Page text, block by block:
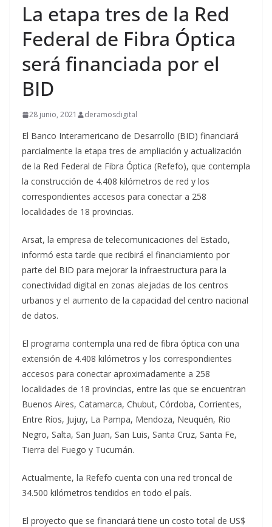
La etapa tres de la Red
Federal de Fibra Óptica
será financiada por el
BID
28 junio, 2021 deramosdigital
El Banco Interamericano de Desarrollo (BID) financiará
parcialmente la etapa tres de ampliación y actualización
de la Red Federal de Fibra Óptica (Refefo), que contempla
la construcción de 4.408 kilómetros de red y los
correspondientes accesos para conectar a 258
localidades de 18 provincias.
Arsat, la empresa de telecomunicaciones del Estado,
informó esta tarde que recibirá el financiamiento por
parte del BID para mejorar la infraestructura para la
conectividad digital en zonas alejadas de los centros
urbanos y el aumento de la capacidad del centro nacional
de datos.
El programa contempla una red de fibra óptica con una
extensión de 4.408 kilómetros y los correspondientes
accesos para conectar aproximadamente a 258
localidades de 18 provincias, entre las que se encuentran
Buenos Aires, Catamarca, Chubut, Córdoba, Corrientes,
Entre Ríos, Jujuy, La Pampa, Mendoza, Neuquén, Rio
Negro, Salta, San Juan, San Luis, Santa Cruz, Santa Fe,
Tierra del Fuego y Tucumán.
Actualmente, la Refefo cuenta con una red troncal de
34.500 kilómetros tendidos en todo el país.
El proyecto que se financiará tiene un costo total de US$